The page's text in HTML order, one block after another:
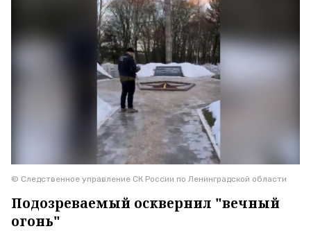
© Следственное управление СК России по Ленинградской области
Подозреваемый осквернил "вечный
огонь"